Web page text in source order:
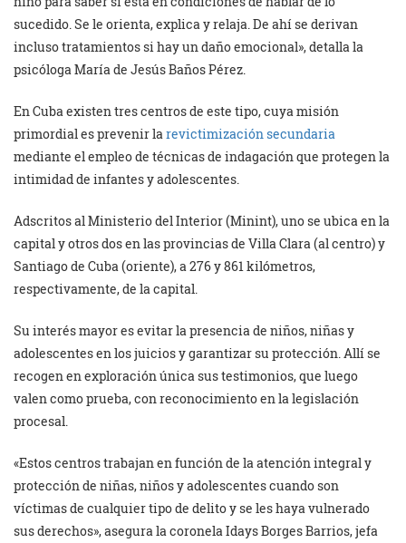
sucedido. Se le orienta, explica y relaja. De ahí se derivan
incluso tratamientos si hay un daño emocional», detalla la
psicóloga María de Jesús Baños Pérez.
En Cuba existen tres centros de este tipo, cuya misión
primordial es prevenir larevictimización secundaria
mediante el empleo de técnicas de indagación que protegen la
intimidad de infantes y adolescentes.
Adscritos al Ministerio del Interior (Minint), uno se ubica en la
capital y otros dos en las provincias de Villa Clara (al centro) y
Santiago de Cuba (oriente), a 276 y 861 kilómetros,
respectivamente, de la capital.
Su interés mayor es evitar la presencia de niños, niñas y
adolescentes en los juicios y garantizar su protección. Allí se
recogen en exploración única sus testimonios, que luego
valen como prueba, con reconocimiento en la legislación
procesal.
«Estos centros trabajan en función de la atención integral y
protección de niñas, niños y adolescentes cuando son
víctimas de cualquier tipo de delito y se les haya vulnerado
sus derechos», asegura la coronela Idays Borges Barrios, jefa